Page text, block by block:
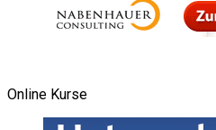
Online Kurse